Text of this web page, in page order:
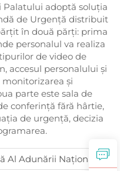
Palatului adoptă soluția
de Urgență distribuit
în două părți: prima
personalul va realiza
de video de
accesul personalului și
și
parte este sala de
conferință fără hârtie,
de urgență, decizia
Naționale Din Indonezia